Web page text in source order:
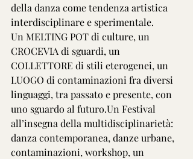
della danza come tendenza artistica
interdisciplinare e sperimentale.
Un MELTING POT di culture, un
CROCEVIA di sguardi, un
COLLETTORE di stili eterogenei, un
LUOGO di contaminazioni fra diversi
linguaggi, tra passato e presente, con
uno sguardo al futuro.Un Festival
all’insegna della multidisciplinarietà:
danza contemporanea, danze urbane,
contaminazioni, workshop, un